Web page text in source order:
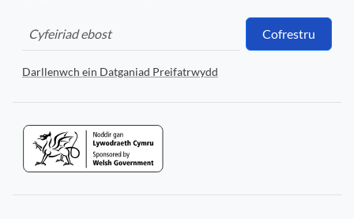
Cofrestru
Darllenwch ein Datganiad Preifatrwydd